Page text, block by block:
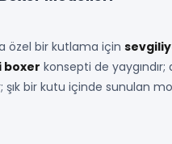
özel bir kutlama için
konsepti de
bir kutu içinde sunulan